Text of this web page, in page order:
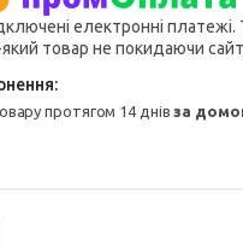
електронні
товар не покидаючи
протягом 14 днівза